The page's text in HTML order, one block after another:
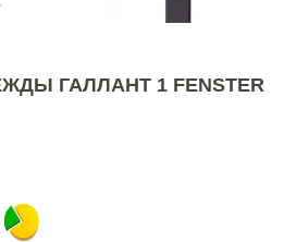
ГАЛЛАНТ 1 FENSTER